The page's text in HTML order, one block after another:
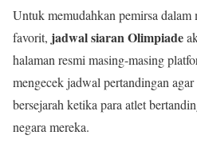
Untuk memudahkan pemirsa
favorit, jadwal siaran Olimpiade
halaman resmi masing-masing
mengecek jadwal pertandingan
bersejarah ketika para atlet
negara mereka.